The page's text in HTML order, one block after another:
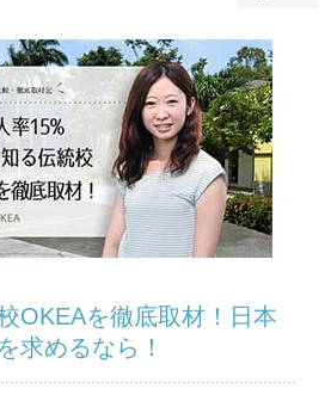
OKEAを徹底取材！日本
求めるなら！